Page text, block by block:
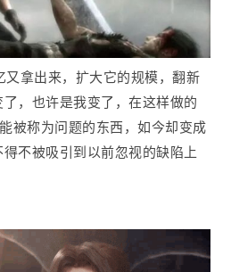
又拿出来，扩大它的规模，翻新
，也许是我变了，在这样做的
被称为问题的东西，如今却变成
得不被吸引到以前忽视的缺陷上